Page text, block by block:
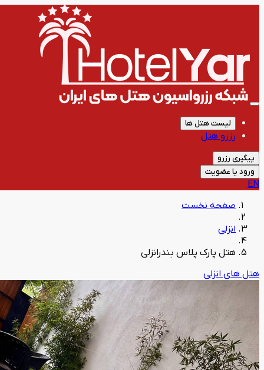
لیست هتل ها
رزرو هتل
پیگیری رزرو
ورود یا عضویت
EN
صفحه نخست
انزلی
هتل پارک پلاس بندرانزلی
هتل های انزلی